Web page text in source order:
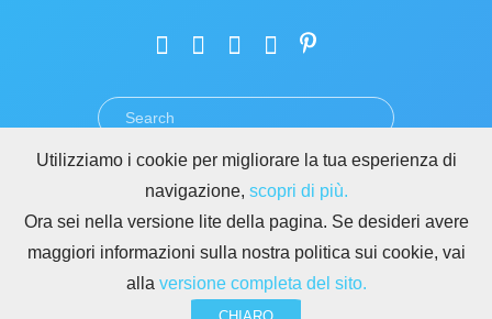
PRIVACY GDPR
ABUSO
REGOLE PER I SITI DI BITRIX24
Copyright © 2026 Bitrix24
Utilizziamo i cookie per migliorare la tua esperienza di
navigazione, scopri di più.
Ora sei nella versione lite della pagina. Se desideri avere
maggiori informazioni sulla nostra politica sui cookie, vai
alla versione completa del sito.
CHIARO